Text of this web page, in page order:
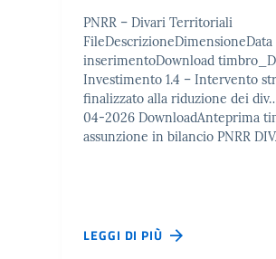
PNRR – Divari Territoriali
FileDescrizioneDimensioneData
inserimentoDownload
Investimento 1.4 – Intervento
finalizzato alla riduzione dei
04-2026 DownloadAnteprima
assunzione in bilancio PNRR
LEGGI DI PIÙ